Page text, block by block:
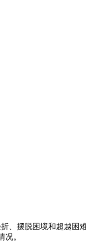
、摆脱困境和超越
况。